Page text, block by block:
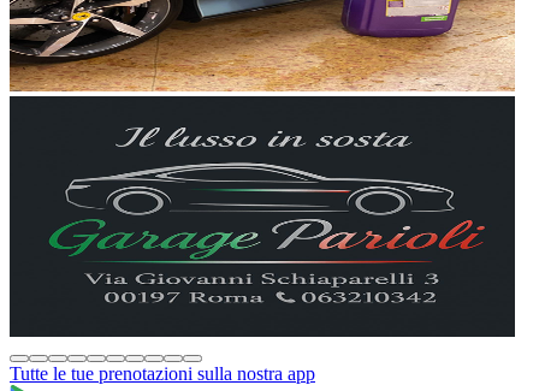
Tutte le tue prenotazioni sulla nostra app